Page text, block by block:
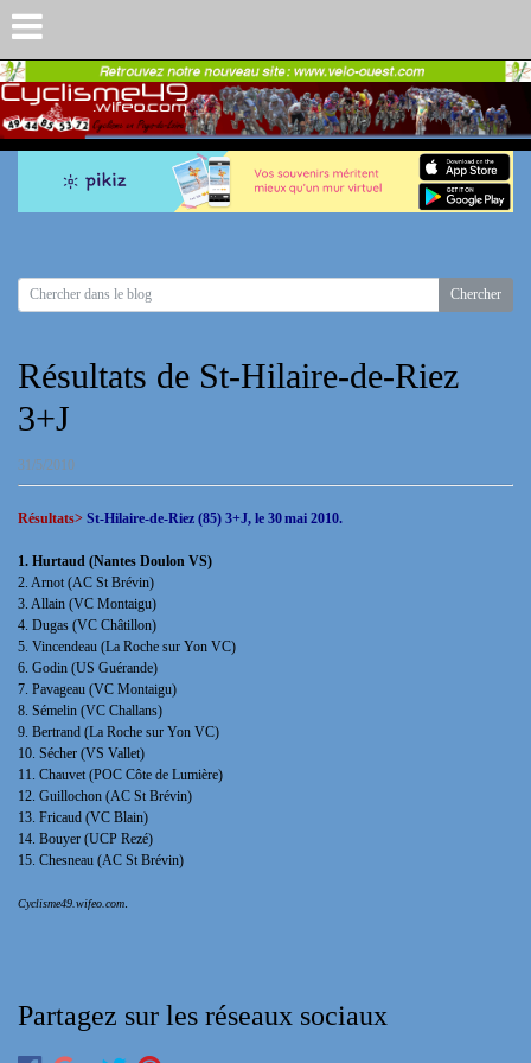
Résultats de St-Hilaire-de-Riez
3+J
31/5/2010
Résultats> St-Hilaire-de-Riez (85) 3+J, le 30mai 2010.
1. Hurtaud (Nantes Doulon VS)
2. Arnot (AC St Brévin)
3. Allain (VC Montaigu)
4. Dugas (VC Châtillon)
5. Vincendeau (La Roche sur Yon VC)
6. Godin (US Guérande)
7. Pavageau (VC Montaigu)
8. Sémelin (VC Challans)
9. Bertrand (La Roche sur Yon VC)
10. Sécher (VS Vallet)
11. Chauvet (POC Côte de Lumière)
12. Guillochon (AC St Brévin)
13. Fricaud (VC Blain)
14. Bouyer (UCP Rezé)
15. Chesneau (AC St Brévin)
Cyclisme49.wifeo.com.
Partagez sur les réseaux sociaux